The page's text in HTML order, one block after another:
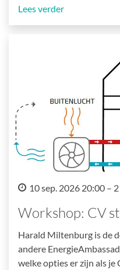
Lees verder
10 sep. 2026 20:00 –
Workshop: CV
Harald Miltenburg is de
andere
welke opties er zijn als je